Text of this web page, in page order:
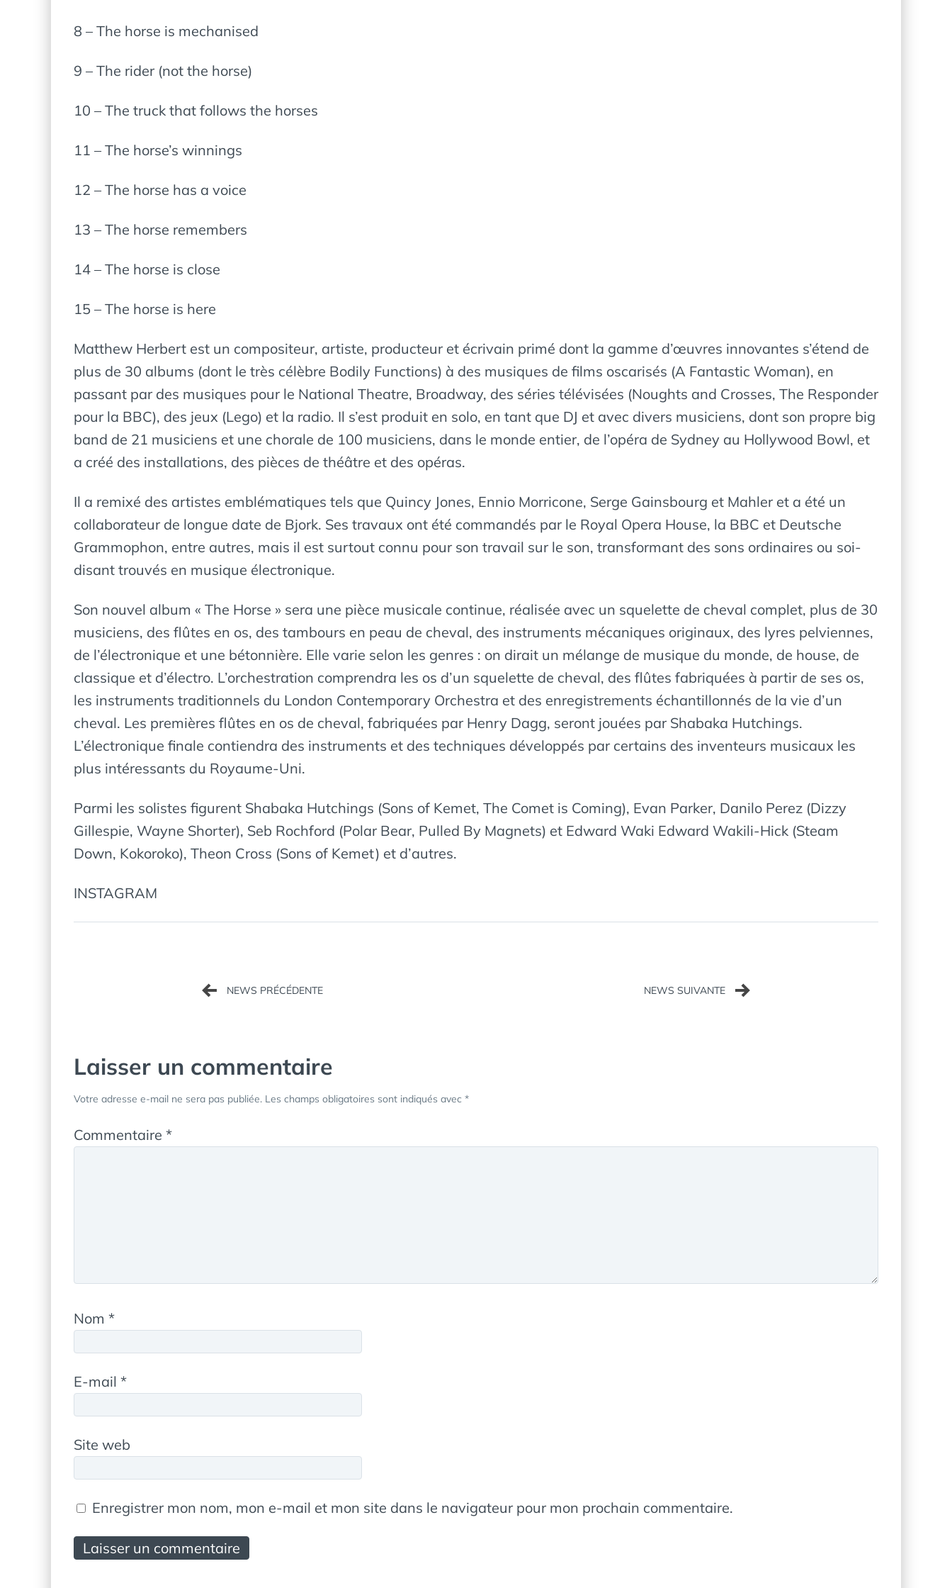
8 – The horse is mechanised
9 – The rider (not the horse)
10 – The truck that follows the horses
11 – The horse’s winnings
12 – The horse has a voice
13 – The horse remembers
14 – The horse is close
15 – The horse is here
Matthew Herbert est un compositeur, artiste, producteur et écrivain primé dont la gamme d’œuvres innovantes s’étend de
plus de 30 albums (dont le très célèbre Bodily Functions) à des musiques de films oscarisés (A Fantastic Woman), en
passant par des musiques pour le National Theatre, Broadway, des séries télévisées (Noughts and Crosses, The Responder
pour la BBC), des jeux (Lego) et la radio. Il s’est produit en solo, en tant que DJ et avec divers musiciens, dont son propre big
band de 21 musiciens et une chorale de 100 musiciens, dans le monde entier, de l’opéra de Sydney au Hollywood Bowl, et
a créé des installations, des pièces de théâtre et des opéras.
Il a remixé des artistes emblématiques tels que Quincy Jones, Ennio Morricone, Serge Gainsbourg et Mahler et a été un
collaborateur de longue date de Bjork. Ses travaux ont été commandés par le Royal Opera House, la BBC et Deutsche
Grammophon, entre autres, mais il est surtout connu pour son travail sur le son, transformant des sons ordinaires ou soi-
disant trouvés en musique électronique.
Son nouvel album « The Horse » sera une pièce musicale continue, réalisée avec un squelette de cheval complet, plus de 30
musiciens, des flûtes en os, des tambours en peau de cheval, des instruments mécaniques originaux, des lyres pelviennes,
de l’électronique et une bétonnière. Elle varie selon les genres : on dirait un mélange de musique du monde, de house, de
classique et d’électro. L’orchestration comprendra les os d’un squelette de cheval, des flûtes fabriquées à partir de ses os,
les instruments traditionnels du London Contemporary Orchestra et des enregistrements échantillonnés de la vie d’un
cheval. Les premières flûtes en os de cheval, fabriquées par Henry Dagg, seront jouées par Shabaka Hutchings.
L’électronique finale contiendra des instruments et des techniques développés par certains des inventeurs musicaux les
plus intéressants du Royaume-Uni.
Parmi les solistes figurent Shabaka Hutchings (Sons of Kemet, The Comet is Coming), Evan Parker, Danilo Perez (Dizzy
Gillespie, Wayne Shorter), Seb Rochford (Polar Bear, Pulled By Magnets) et Edward Waki Edward Wakili-Hick (Steam
Down, Kokoroko), Theon Cross (Sons of Kemet) et d’autres.
INSTAGRAM
de
Laisser un commentaire
Votre adresse e-mail ne sera pas publiée. Les champs obligatoires sont indiqués avec *
Commentaire *
Nom *
E-mail *
Site web
Enregistrer mon nom, mon e-mail et mon site dans le navigateur pour mon prochain commentaire.